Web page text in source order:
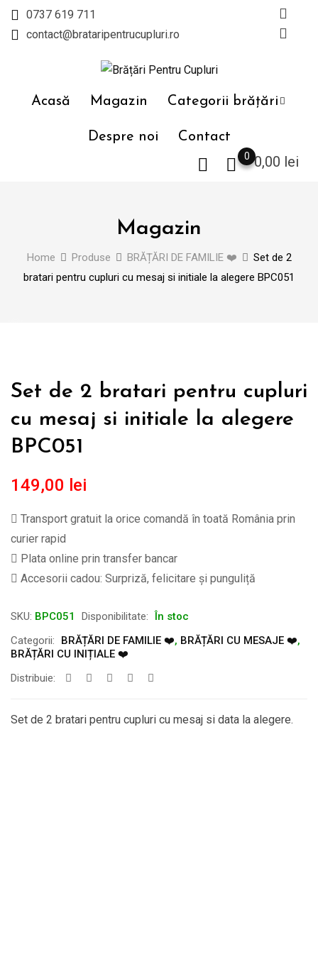
Skip
0737 619 711
contact@brataripentrucupluri.ro
Acasă Magazin Categorii brățări
Despre noi Contact
0,00 lei
0
Magazin
Home Produse BRĂȚĂRI DE FAMILIE ❤️
Set de 2
bratari pentru cupluri cu mesaj si initiale la alegere BPC051
Set de 2 bratari pentru cupluri
cu mesaj si initiale la alegere
BPC051
149,00 lei
Transport gratuit la orice comandă în toată România prin
curier rapid
Plata online prin transfer bancar
Accesorii cadou: Surpriză, felicitare și punguliță
SKU: BPC051 Disponibilitate: În stoc
Categorii:
BRĂȚĂRI DE FAMILIE ❤️, BRĂȚĂRI CU MESAJE ❤️,
BRĂȚĂRI CU INIȚIALE ❤️
Distribuie:
Set de 2 bratari pentru cupluri cu mesaj si data la alegere.